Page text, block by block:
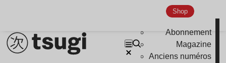
Shop
Abonnement
Magazine
Anciens numéros